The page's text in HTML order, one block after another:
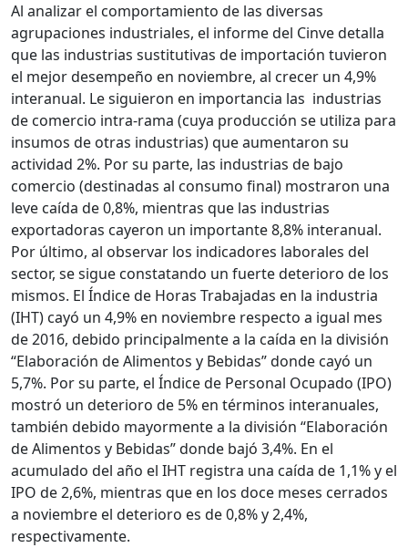
Al analizar el comportamiento de las diversas
agrupaciones industriales, el informe del Cinve detalla
que las industrias sustitutivas de importación tuvieron
el mejor desempeño en noviembre, al crecer un 4,9%
interanual. Le siguieron en importancia las industrias
de comercio intra-rama (cuya producción se utiliza para
insumos de otras industrias) que aumentaron su
actividad 2%. Por su parte, las industrias de bajo
comercio (destinadas al consumo final) mostraron una
leve caída de 0,8%, mientras que las industrias
exportadoras cayeron un importante 8,8% interanual.
Por último, al observar los indicadores laborales del
sector, se sigue constatando un fuerte deterioro de los
mismos. El Índice de Horas Trabajadas en la industria
(IHT) cayó un 4,9% en noviembre respecto a igual mes
de 2016, debido principalmente a la caída en la división
“Elaboración de Alimentos y Bebidas” donde cayó un
5,7%. Por su parte, el Índice de Personal Ocupado (IPO)
mostró un deterioro de 5% en términos interanuales,
también debido mayormente a la división “Elaboración
de Alimentos y Bebidas” donde bajó 3,4%. En el
acumulado del año el IHT registra una caída de 1,1% y el
IPO de 2,6%, mientras que en los doce meses cerrados
a noviembre el deterioro es de 0,8% y 2,4%,
respectivamente.